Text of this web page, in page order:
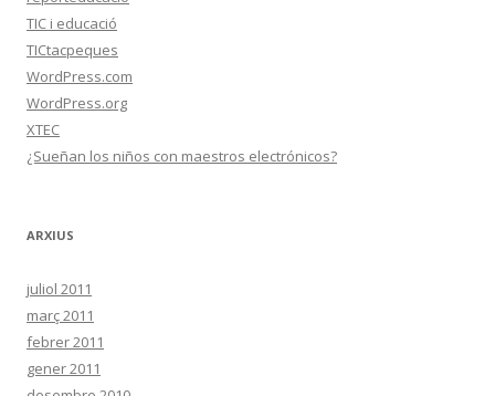
TIC i educació
TICtacpeques
WordPress.com
WordPress.org
XTEC
¿Sueñan los niños con maestros electrónicos?
ARXIUS
juliol 2011
març 2011
febrer 2011
gener 2011